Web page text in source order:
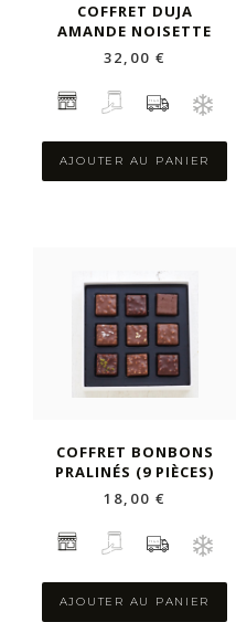
COFFRET DUJA
AMANDE NOISETTE
32,00 €
AJOUTER AU PANIER
COFFRET BONBONS
PRALINÉS (9 PIÈCES)
18,00 €
AJOUTER AU PANIER